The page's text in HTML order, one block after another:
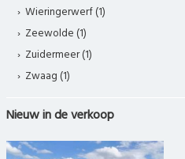
Wieringerwerf (1)
Zeewolde (1)
Zuidermeer (1)
Zwaag (1)
Nieuw in de verkoop